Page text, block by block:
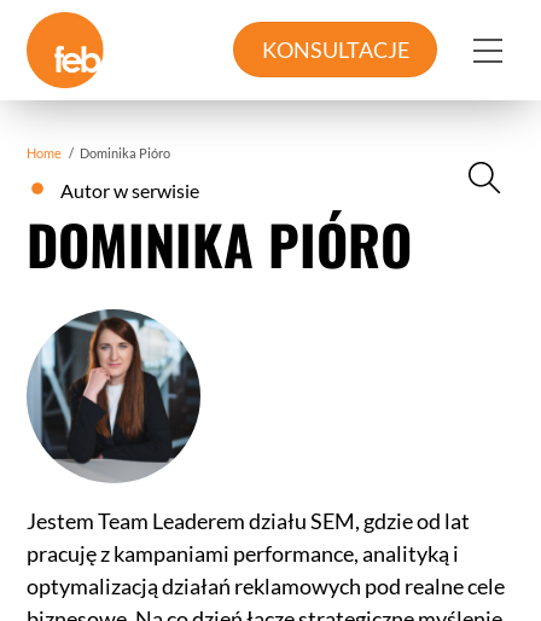
content
KONSULTACJE
Home / Dominika Pióro
Autor w serwisie
DOMINIKA PIÓRO
Jestem Team Leaderem działu SEM, gdzie od lat
pracuję z kampaniami performance, analityką i
optymalizacją działań reklamowych pod realne cele